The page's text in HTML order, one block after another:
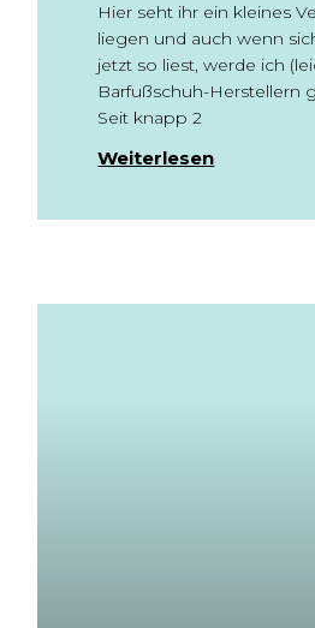
Hier seht ihr ein kleines
liegen und auch wenn
jetzt so liest, werde ich
Barfußschuh-Herstellern
Seit knapp 2
Weiterlesen